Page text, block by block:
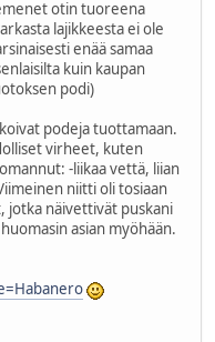
otin tuoreena
lajikkeesta ei ole
enää samaa
kuin kaupan
podi)
podeja tuottamaan.
virheet, kuten
-liikaa vettä, liian
niitti oli tosiaan
jotka näivettivät puskani
asian myöhään.